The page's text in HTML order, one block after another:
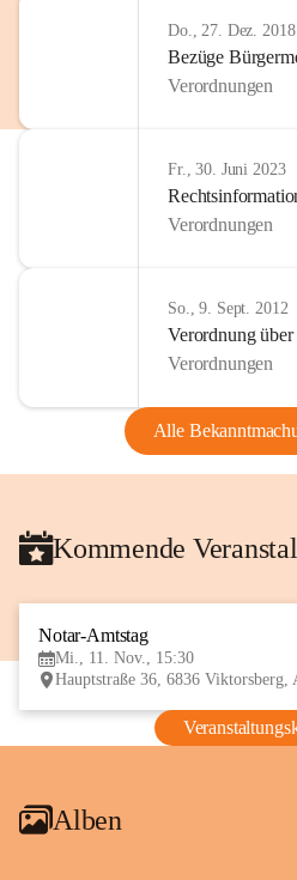
Do., 27. Dez. 2018
Bezüge
Verordnungen
Fr., 30. Juni 2023
Verordnungen
So., 9. Sept. 2012
Verordnung
Verordnungen
Alle
Kommende
Notar-Amtstag
Mi., 11. Nov., 15:30
Hauptstraße 36, 6836 Viktorsberg,
Alben